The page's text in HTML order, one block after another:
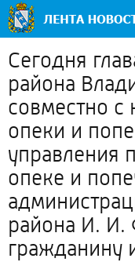
Сегодня
района
совместно с
опеки и
управления
опеке и
района И. И.
гражданину